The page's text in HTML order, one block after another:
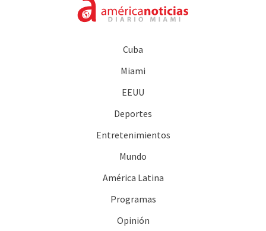
Cuba
Miami
EEUU
Deportes
Entretenimientos
Mundo
América Latina
Programas
Opinión